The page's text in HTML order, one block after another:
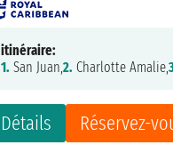
Détails Réservez-
itinéraire:
1. San Juan,2. Charlotte Amalie,